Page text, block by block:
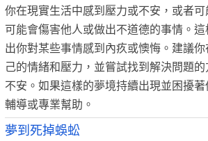
你在現實生活中感到壓力或不安，或者
可能會傷害他人或做出不道德的事情。
出你對某些事情感到內疚或懊悔。建議
己的情緒和壓力，並嘗試找到解決問題
不安。如果這樣的夢境持續出現並困擾
輔導或專業幫助。
夢到死掉蜈蚣